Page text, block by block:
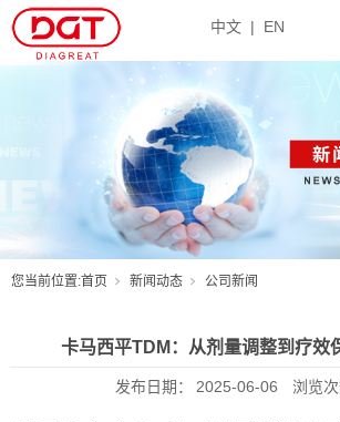
中文 | EN
您当前位置:首页 新闻动态 公司新闻
卡马西平TDM：从剂量调整到疗效
发布日期： 2025-06-06 浏览次